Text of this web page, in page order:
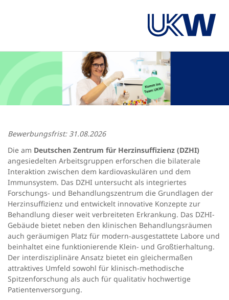
Bewerbungsfrist: 31.08.2026
Die am Deutschen Zentrum für Herzinsuffizienz (DZHI)
angesiedelten Arbeitsgruppen erforschen die bilaterale
Interaktion zwischen dem kardiovaskulären und dem
Immunsystem. Das DZHI untersucht als integriertes
Forschungs- und Behandlungszentrum die Grundlagen der
Herzinsuffizienz und entwickelt innovative Konzepte zur
Behandlung dieser weit verbreiteten Erkrankung. Das DZHI-
Gebäude bietet neben den klinischen Behandlungsräumen
auch geräumigen Platz für modern-ausgestattete Labore und
beinhaltet eine funktionierende Klein- und Großtierhaltung.
Der interdisziplinäre Ansatz bietet ein gleichermaßen
attraktives Umfeld sowohl für klinisch-methodische
Spitzenforschung als auch für qualitativ hochwertige
Patientenversorgung.